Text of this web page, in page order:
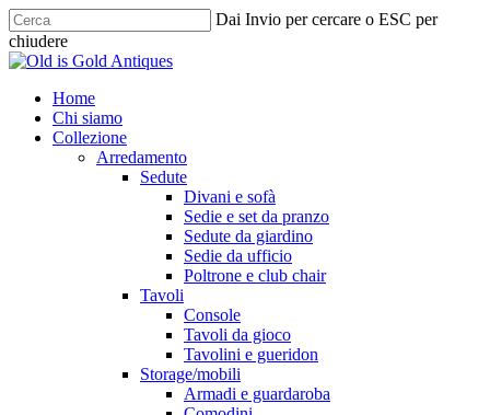
Skip
to
main
Dai Invio per cercare o ESC per
chiudere
Chiudi
cerca
Menu
Home
Chi siamo
Collezione
Arredamento
Sedute
Divani e sofà
Sedie e set da pranzo
Sedute da giardino
Sedie da ufficio
Poltrone e club chair
Tavoli
Console
Tavoli da gioco
Tavolini e gueridon
Storage/mobili
Armadi e guardaroba